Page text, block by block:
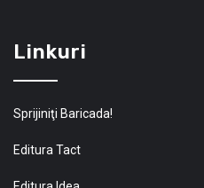
Linkuri
Sprijiniţi Baricada!
Editura Tact